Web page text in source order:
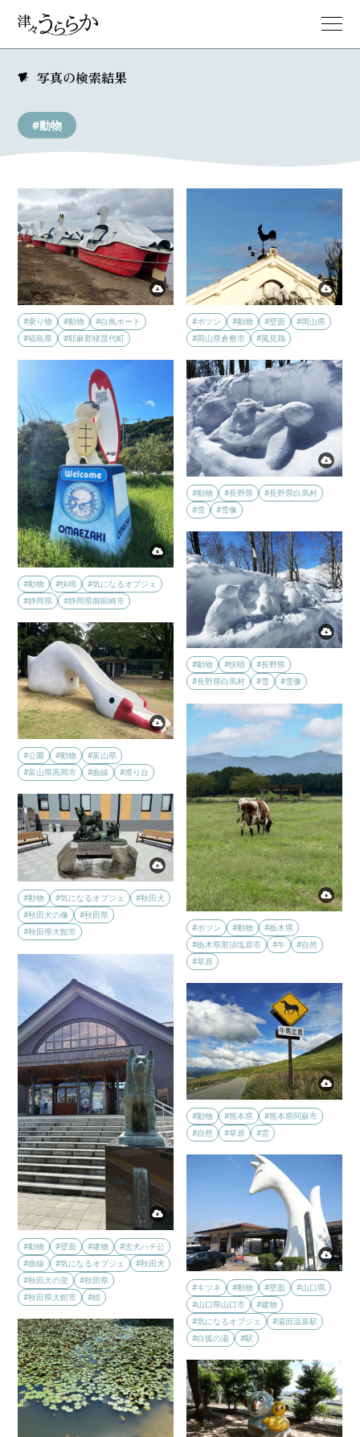
写真の検索結果
#動物
#乗り物 #動物
#白鳥ボート
#福島県
#耶麻郡猪苗代町
#ポツン #動物 #壁面
#岡山県
#岡山県倉敷市
#風見鶏
#動物 #快晴
#気になるオブジェ
#静岡県
#静岡県御前崎市
#動物 #長野県
#長野県白馬村
#雪
#雪像
#動物 #快晴
#長野県
#長野県白馬村
#雪 #雪像
#公園 #動物
#富山県
#富山県高岡市
#曲線 #滑り台
#ポツン #動物
#栃木県
#栃木県那須塩原市
#牛
#自然
#草原
#動物 #気になるオブジェ
#秋田犬
#秋田犬の像
#秋田県
#秋田県大館市
#動物 #壁面 #建物
#忠犬ハチ公
#曲線
#気になるオブジェ
#秋田犬
#秋田犬の里
#秋田県
#秋田県大館市
#錆
#動物 #熊本県
#熊本県阿蘇市
#自然
#草原 #雲
#キツネ #動物 #壁面
#山口県
#山口県山口市
#建物
#気になるオブジェ
#湯田温泉駅
#白狐の湯
#駅